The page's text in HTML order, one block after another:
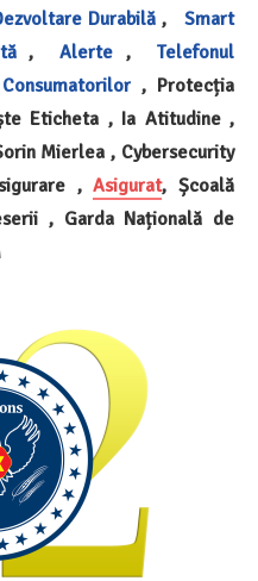
Durabilă ,Smart
, Alerte,
Telefonul
, Protecția
Eticheta , Ia Atitudine ,
Mierlea , Cybersecurity
,Asigurat, Școală
, Garda Națională de